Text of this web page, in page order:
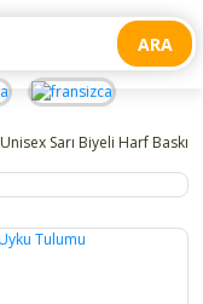
ARA
Unisex Sarı Biyeli Harf